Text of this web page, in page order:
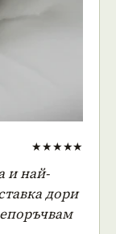
★★★★★
и най-
дори